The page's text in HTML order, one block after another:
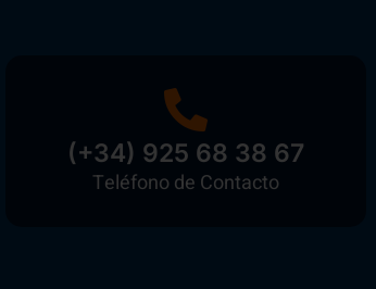
(+34) 925 68 38 67
Teléfono de Contacto